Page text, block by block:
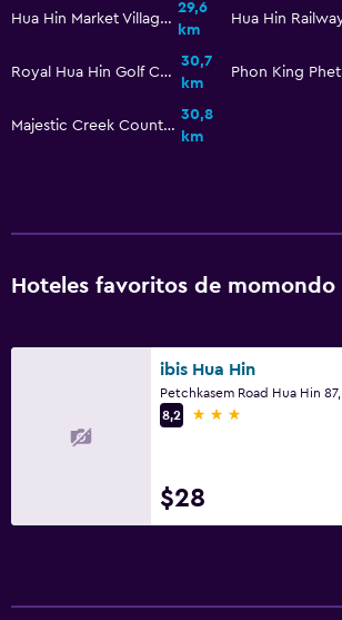
Seguridad las 24 horas
Caja fuerte
Aire libre
Toallas de playa
Servicios y facilidades
Instalaciones para reuniones
Servicio de habitaciones
Lavandería
Hua Hin Market Village
29,6
km
Royal Hua Hin Golf Course
30,7
km
Phon King
Majestic Creek Country Club
30,8
km
Hoteles favoritos de momondo
ibis Hua Hin
8,2
3 estrellas
$28